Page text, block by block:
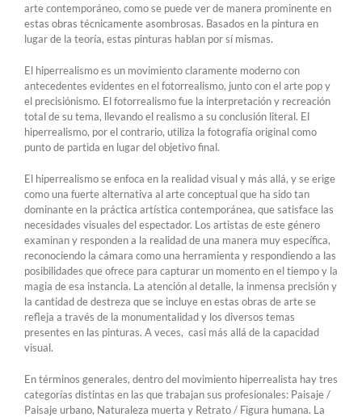
arte contemporáneo, como se puede ver de manera prominente en
estas obras técnicamente asombrosas. Basados ​​en la pintura en
lugar de la teoría, estas pinturas hablan por sí mismas.
El hiperrealismo es un movimiento claramente moderno con
antecedentes evidentes en el fotorrealismo, junto con el arte pop y
el precisiónismo. El fotorrealismo fue la interpretación y recreación
total de su tema, llevando el realismo a su conclusión literal. El
hiperrealismo, por el contrario, utiliza la fotografía original como
punto de partida en lugar del objetivo final.
El hiperrealismo se enfoca en la realidad visual y más allá, y se erige
como una fuerte alternativa al arte conceptual que ha sido tan
dominante en la práctica artística contemporánea, que satisface las
necesidades visuales del espectador. Los artistas de este género
examinan y responden a la realidad de una manera muy específica,
reconociendo la cámara como una herramienta y respondiendo a las
posibilidades que ofrece para capturar un momento en el tiempo y la
magia de esa instancia. La atención al detalle, la inmensa precisión y
la cantidad de destreza que se incluye en estas obras de arte se
refleja a través de la monumentalidad y los diversos temas
presentes en las pinturas. A veces, casi más allá de la capacidad
visual.
En términos generales, dentro del movimiento hiperrealista hay tres
categorías distintas en las que trabajan sus profesionales: Paisaje /
Paisaje urbano, Naturaleza muerta y Retrato / Figura humana. La